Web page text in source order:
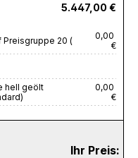
5.447,00 €
Preisgruppe 20 (
0,00
€
hell geölt
0,00
€
Ihr Preis: